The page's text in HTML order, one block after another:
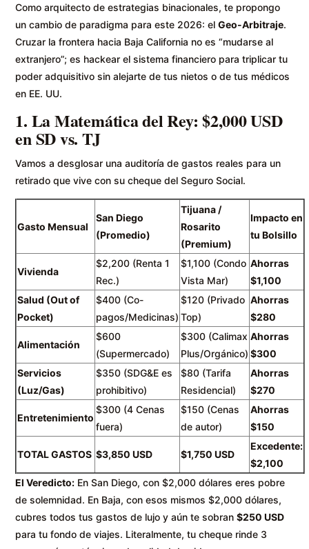
Como arquitecto de estrategias binacionales, te propongo
un cambio de paradigma para este 2026: elGeo-Arbitraje.
Cruzar la frontera hacia Baja California no es “mudarse al
extranjero”; es hackear el sistema financiero para triplicar tu
poder adquisitivo sin alejarte de tus nietos o de tus médicos
en EE. UU.
1. La Matemática del Rey: $2,000 USD
en SD vs. TJ
Vamos a desglosar una auditoría de gastos reales para un
retirado que vive con su cheque del Seguro Social.
Gasto Mensual
San Diego
(Promedio)
Tijuana /
Rosarito
(Premium)
Impacto en
tu Bolsillo
Vivienda
$2,200 (Renta 1
Rec.)
$1,100 (Condo
Vista Mar)
Ahorras
$1,100
Salud (Out of
Pocket)
$400 (Co-
pagos/Medicinas)
$120 (Privado
Top)
Ahorras
$280
Alimentación
$600
(Supermercado)
$300 (Calimax
Plus/Orgánico)
Ahorras
$300
Servicios
(Luz/Gas)
$350 (SDG&E es
prohibitivo)
$80 (Tarifa
Residencial)
Ahorras
$270
Entretenimiento
$300 (4 Cenas
fuera)
$150 (Cenas
de autor)
Ahorras
$150
TOTAL GASTOS $3,850 USD $1,750 USD
Excedente:
$2,100
El Veredicto: En San Diego, con $2,000 dólares eres pobre
de solemnidad. En Baja, con esos mismos $2,000 dólares,
cubres todos tus gastos de lujo y aún te sobran$250 USD
para tu fondo de viajes. Literalmente, tu cheque rinde 3